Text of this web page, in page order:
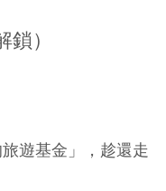
）
遊基金」，趁還走